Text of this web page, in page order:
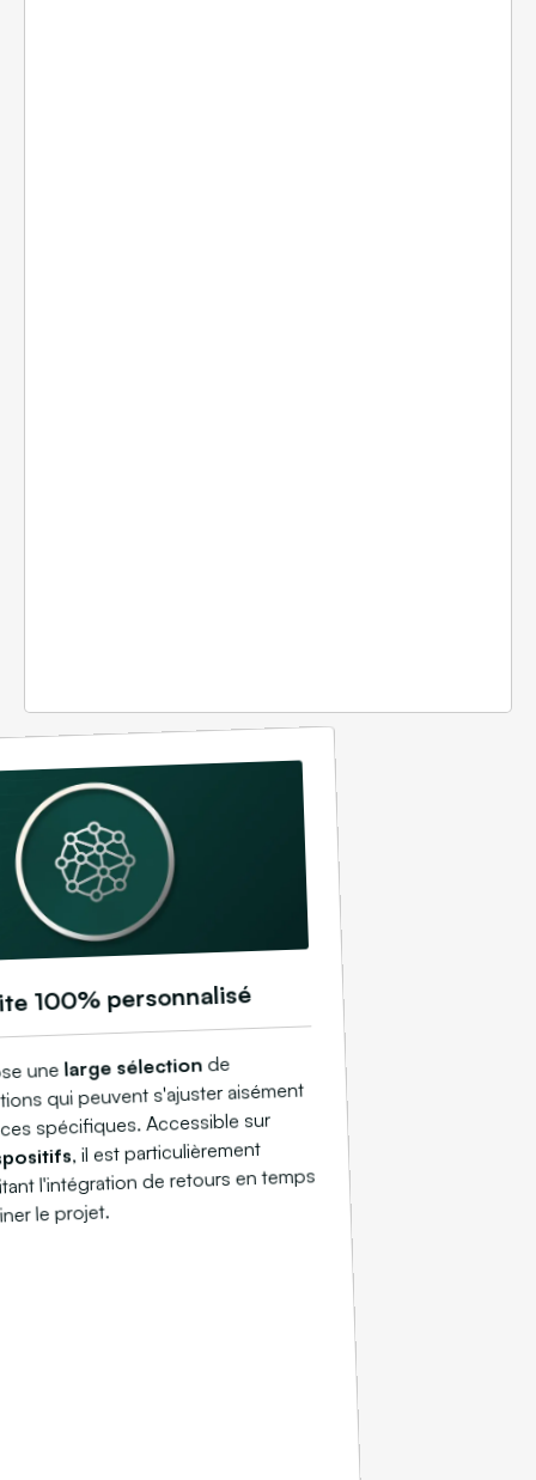
100% personnalisé
une large sélection de
qui peuvent s'ajuster aisément
spécifiques. Accessible sur
, il est particulièrement
l'intégration de retours en temps
le projet.